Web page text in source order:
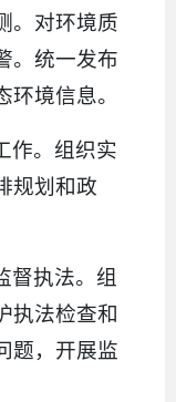
。对环境质
。统一发布
境信息。
作。组织实
规划和政
督执法。组
执法检查和
题，开展监